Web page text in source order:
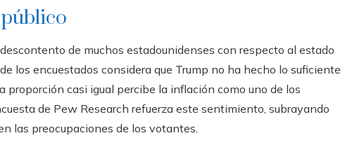
de muchos estadounidenses con respecto al estado
los encuestados considera que Trump no ha hecho lo suficiente
proporción casi igual percibe la inflación como uno de los
de Pew Research refuerza este sentimiento, subrayando
las preocupaciones de los votantes.